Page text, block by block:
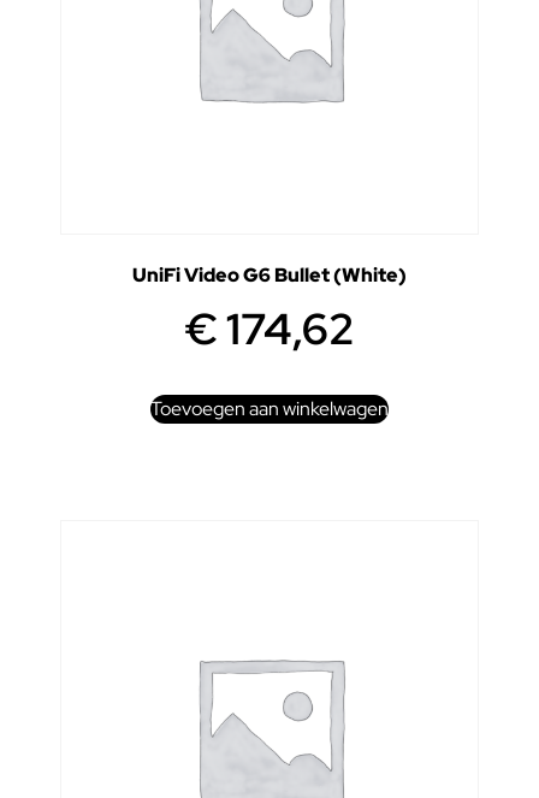
UniFi Video G6 Bullet (White)
€174,62
Toevoegen aan winkelwagen